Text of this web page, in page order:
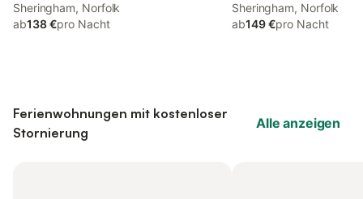
Sheringham, Norfolk
ab138 €pro Nacht
Sheringham, Norfolk
ab149 €pro Nacht
Ferienwohnungen mit kostenloser
Stornierung
Alle anzeigen